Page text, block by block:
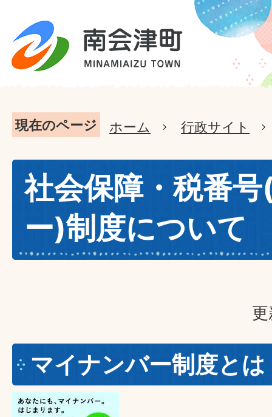
現在のページ ホーム 行政サイト
社会保障・税番
ー)制度について
マイナンバー制度とは